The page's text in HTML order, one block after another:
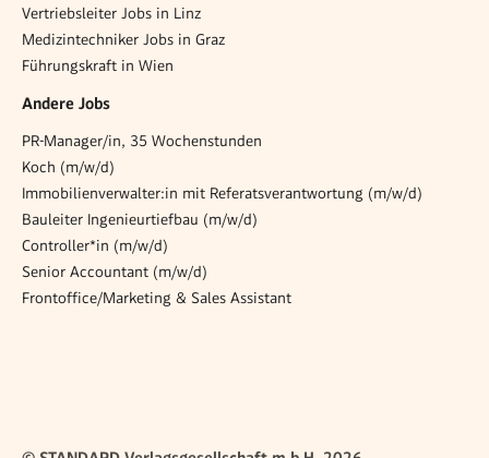
Vertriebsleiter Jobs in Linz
Medizintechniker Jobs in Graz
Führungskraft in Wien
Andere Jobs
PR-Manager/in, 35 Wochenstunden
Koch (m/w/d)
Immobilienverwalter:in mit Referatsverantwortung (m/w/d)
Bauleiter Ingenieurtiefbau (m/w/d)
Controller*in (m/w/d)
Senior Accountant (m/w/d)
Frontoffice/Marketing & Sales Assistant